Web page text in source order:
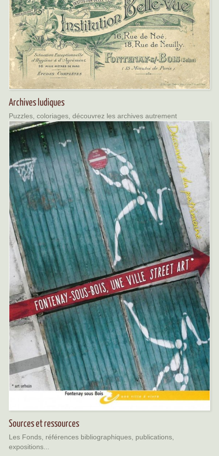
Archives ludiques
Puzzles, coloriages, découvrez les archives autrement
Sources et ressources
Les Fonds, références bibliographiques, publications,
expositions...